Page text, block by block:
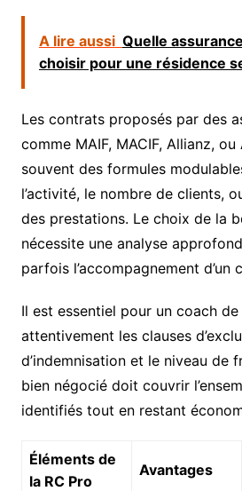
A lire aussi Quelle
choisir pour une résidence
Les contrats proposés par des
comme MAIF, MACIF, Allianz,
souvent des formules
l’activité, le nombre de clients,
des prestations. Le choix de la
nécessite une analyse
parfois l’accompagnement d’un
Il est essentiel pour un coach
attentivement les clauses
d’indemnisation et le niveau de
bien négocié doit couvrir
identifiés tout en restant
Éléments de
la RC Pro
Avantages